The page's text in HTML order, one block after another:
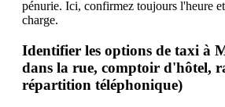
pénurie. Ici, confirmez toujours l'heure
charge.
Identifier les options de taxi à
dans la rue, comptoir d'hôtel,
répartition téléphonique)